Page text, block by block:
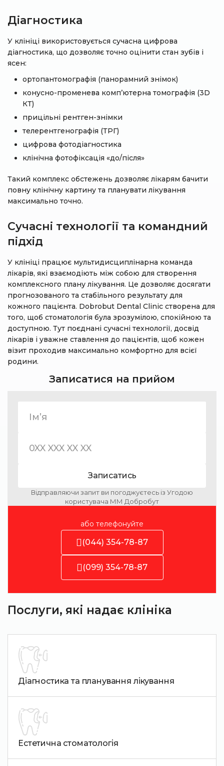
Діагностика
У клініці використовується сучасна цифрова
діагностика, що дозволяє точно оцінити стан зубів і
ясен:
ортопантомографія (панорамний знімок)
конусно-променева комп’ютерна томографія (3D
КТ)
прицільні рентген-знімки
телерентгенографія (ТРГ)
цифрова фотодіагностика
клінічна фотофіксація «до/після»
Такий комплекс обстежень дозволяє лікарям бачити
повну клінічну картину та планувати лікування
максимально точно.
Сучасні технології та командний
підхід
У клініці працює мультидисциплінарна команда
лікарів, які взаємодіють між собою для створення
комплексного плану лікування. Це дозволяє досягати
прогнозованого та стабільного результату для
кожного пацієнта. Dobrobut Dental Clinic створена для
того, щоб стоматологія була зрозумілою, спокійною та
доступною. Тут поєднані сучасні технології, досвід
лікарів і уважне ставлення до пацієнтів, щоб кожен
візит проходив максимально комфортно для всієї
родини.
Записатися на прийом
Записатись
Відправляючи запит ви погоджуєтесь із Угодою
користувача ММ Добробут
або телефонуйте
(044) 354-78-87
(099) 354-78-87
Послуги, які надає клініка
Діагностика та планування лікування
Естетична стоматологія